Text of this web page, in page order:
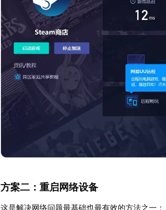
方案二：重启网络设备
这是解决网络问题最基础也最有效的方法之一：